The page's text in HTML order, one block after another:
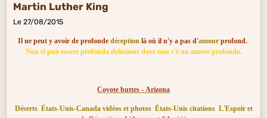
Martin Luther King
Le 27/08/2015
Il ne peut y avoir de profonde déception là où il n'y a pas d'amour profond.
Non ci può essere profonda delusione dove non c'è un amore profondo.
Coyote buttes - Arizona
Déserts États-Unis-Canada vidéos et photos États-Unis citations L'Espoir et